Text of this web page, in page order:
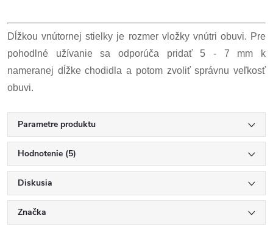
Dĺžkou vnútornej stielky je rozmer vložky vnútri obuvi. Pre
pohodlné užívanie sa odporúča pridať 5 - 7 mm k
nameranej dĺžke chodidla a potom zvoliť správnu veľkosť
obuvi.
Parametre produktu
Hodnotenie (5)
Diskusia
Značka